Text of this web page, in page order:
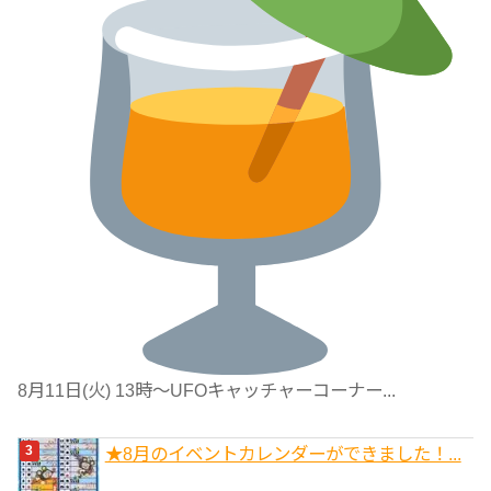
8月11日(火) 13時〜UFOキャッチャーコーナー...
★8月のイベントカレンダーができました！...